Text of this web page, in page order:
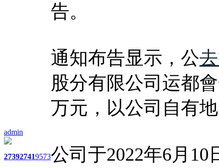
admin
273927419573
告。
通知布告显示，公
股分有限公司运都
万元，以公司自有
公司于2022年6月